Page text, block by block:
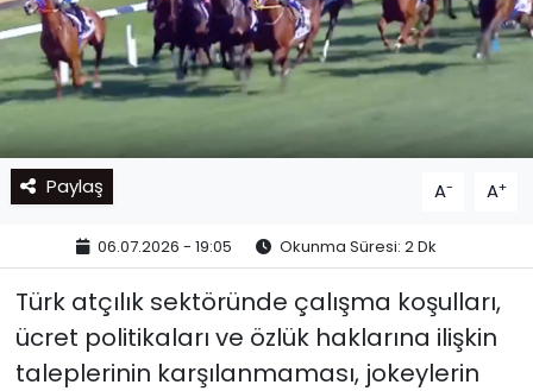
Paylaş A- A+
06.07.2026 - 19:05 Okunma Süresi: 2 Dk
Türk atçılık sektöründe çalışma koşulları,
ücret politikaları ve özlük haklarına ilişkin
taleplerinin karşılanmaması, jokeylerin